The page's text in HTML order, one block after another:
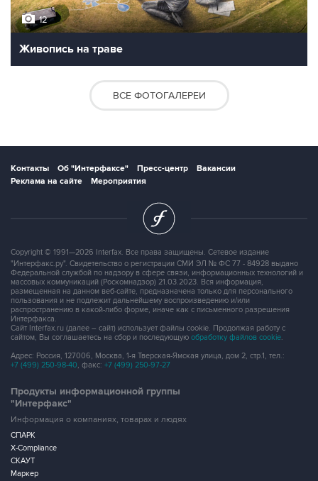
12
Живопись на траве
ВСЕ ФОТОГАЛЕРЕИ
Контакты Об "Интерфаксе" Пресс-центр
Вакансии
Реклама на сайте
Мероприятия
Copyright © 1991—2026 Interfax. Все права защищены. Сетевое издание
"Интерфакс.ру". Свидетельство о регистрации СМИ ЭЛ № ФС 77 - 84928 выдано
Федеральной службой по надзору в сфере связи, информационных технологий и
массовых коммуникаций (Роскомнадзор) 21.03.2023. Вся информация,
размещенная на данном веб-сайте, предназначена только для персонального
пользования и не подлежит дальнейшему воспроизведению и/или
распространению в какой-либо форме, иначе как с письменного разрешения
Интерфакса.
Сайт Interfax.ru (далее – сайт) использует файлы cookie. Продолжая работу с
сайтом, Вы соглашаетесь на сбор и последующую обработку файлов cookie.
Адрес: Россия, 127006, Москва, 1-я Тверская-Ямская улица, дом 2, стр.1, тел.:
+7 (499) 250-98-40, факс: +7 (499) 250-97-27
Продукты информационной группы
"Интерфакс"
Информация о компаниях, товарах и людях
СПАРК
X-Compliance
СКАУТ
Маркер